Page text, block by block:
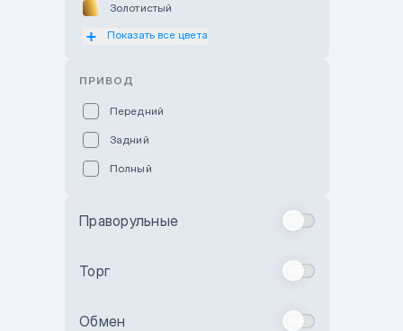
Золотистый
Оранжевый
Бежевый
Показать все цвета
ПРИВОД
Передний
Задний
Полный
Праворульные
Торг
Обмен